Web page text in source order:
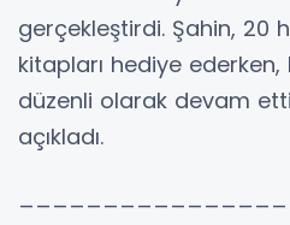
gerçekleştirdi. Şahin, 20
kitapları hediye
düzenli olarak devam
açıkladı.